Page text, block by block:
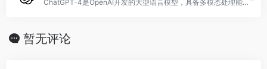
​ChatGPT-4是OpenAI开发的大型语言模型，具备多模态处理能力，能够理解和生成文本、图像等多种形式的内容。
暂无评论